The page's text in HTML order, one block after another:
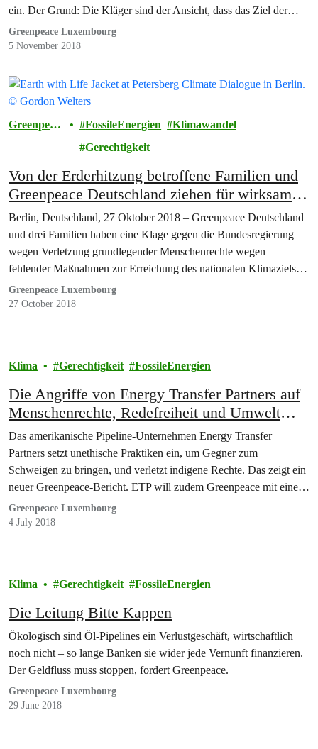
ein. Der Grund: Die Kläger sind der Ansicht, dass das Ziel der…
Greenpeace Luxembourg
5 November 2018
Greenpeac
FossileEnergien
Klimawandel
Gerechtigkeit
Von der Erderhitzung betroffene Familien und
Greenpeace Deutschland ziehen für wirksamen
Klimaschutz vor Gericht
Berlin, Deutschland, 27 Oktober 2018 – Greenpeace Deutschland
und drei Familien haben eine Klage gegen die Bundesregierung
wegen Verletzung grundlegender Menschenrechte wegen
fehlender Maßnahmen zur Erreichung des nationalen Klimaziels
2020…
Greenpeace Luxembourg
27 October 2018
Klima Gerechtigkeit FossileEnergien
Die Angriffe von Energy Transfer Partners auf
Menschenrechte, Redefreiheit und Umwelt
sind zu weit gegangen
Das amerikanische Pipeline-Unternehmen Energy Transfer
Partners setzt unethische Praktiken ein, um Gegner zum
Schweigen zu bringen, und verletzt indigene Rechte. Das zeigt ein
neuer Greenpeace-Bericht. ETP will zudem Greenpeace mit einer
900-Millionen-US-Dollar-Klage mundtot machen. Die Spuren von
ETP führen in die Schweiz: Die Credit Suisse pflegt finanzielle
Greenpeace Luxembourg
4 July 2018
Klima Gerechtigkeit FossileEnergien
Die Leitung Bitte Kappen
Ökologisch sind Öl-Pipelines ein Verlustgeschäft, wirtschaftlich
noch nicht – so lange Banken sie wider jede Vernunft finanzieren.
Der Geldfluss muss stoppen, fordert Greenpeace.
Greenpeace Luxembourg
29 June 2018